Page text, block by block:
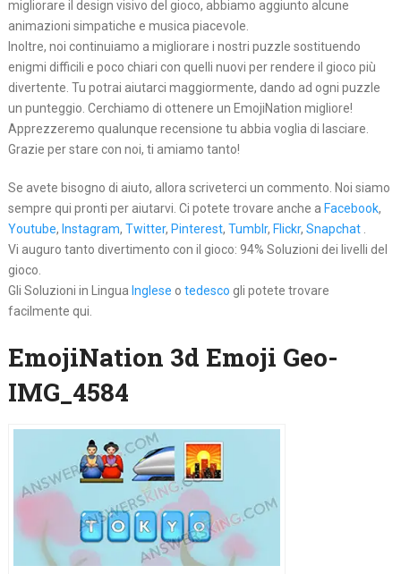
migliorare il design visivo del gioco, abbiamo aggiunto alcune
animazioni simpatiche e musica piacevole.
Inoltre, noi continuiamo a migliorare i nostri puzzle sostituendo
enigmi difficili e poco chiari con quelli nuovi per rendere il gioco più
divertente. Tu potrai aiutarci maggiormente, dando ad ogni puzzle
un punteggio. Cerchiamo di ottenere un EmojiNation migliore!
Apprezzeremo qualunque recensione tu abbia voglia di lasciare.
Grazie per stare con noi, ti amiamo tanto!
Se avete bisogno di aiuto, allora scriveterci un commento. Noi siamo
sempre qui pronti per aiutarvi. Ci potete trovare anche a Facebook,
Youtube, Instagram, Twitter, Pinterest, Tumblr, Flickr, Snapchat.
Vi auguro tanto divertimento con il gioco: 94% Soluzioni dei livelli del
gioco.
Gli Soluzioni in Lingua Inglese o tedesco gli potete trovare
facilmente qui.
EmojiNation 3d Emoji Geo-
IMG_4584